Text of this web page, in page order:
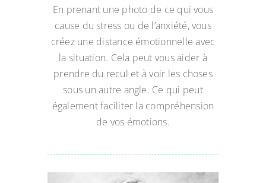
En prenant une photo de ce qui vous
cause du stress ou de l’anxiété, vous
créez une distance émotionnelle avec
la situation. Cela peut vous aider à
prendre du recul et à voir les choses
sous un autre angle. Ce qui peut
également faciliter la compréhension
de vos émotions.